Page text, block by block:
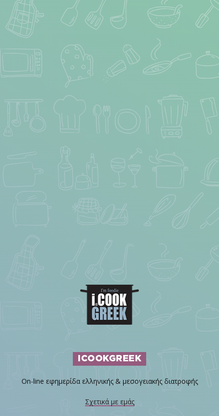
ICOOKGREEK
On-line εφημερίδα ελληνικής & μεσογειακής διατροφής
Σχετικά με εμάς